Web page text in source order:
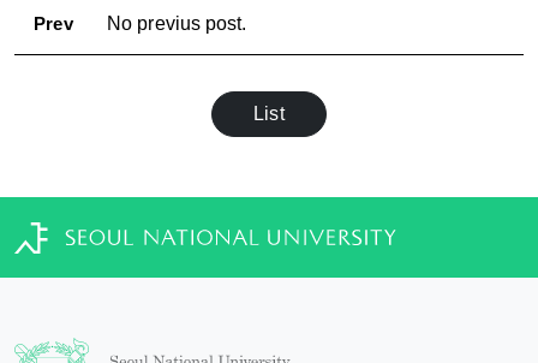
Prev No previus post.
List